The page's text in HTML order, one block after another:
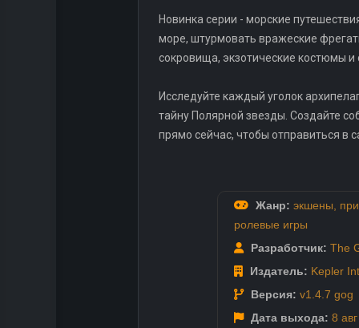
Новинка серии - морские
море, штурмовать вражеские
сокровища, экзотические костюмы
Исследуйте каждый уголок
тайну Полярной звезды. Создайте
прямо сейчас, чтобы отправиться в
Жанр: экшены,
ролевые игры
Разработчик: The
Издатель: Kepler
Версия: v1.4.7 gog
Дата выхода: 8